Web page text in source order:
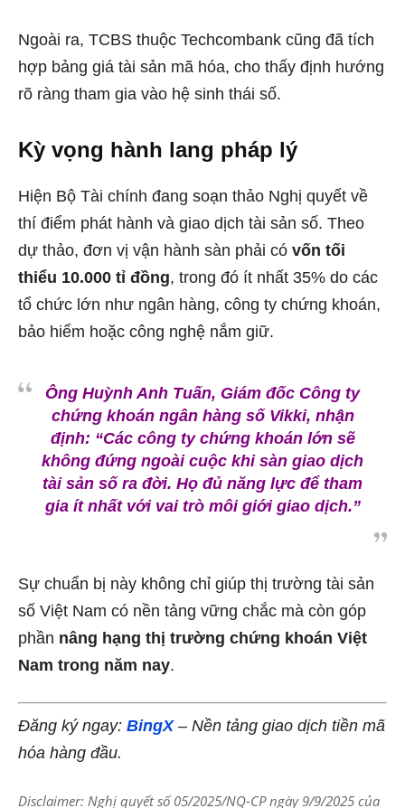
Ngoài ra, TCBS thuộc Techcombank cũng đã tích
hợp bảng giá tài sản mã hóa, cho thấy định hướng
rõ ràng tham gia vào hệ sinh thái số.
Kỳ vọng hành lang pháp lý
Hiện Bộ Tài chính đang soạn thảo Nghị quyết về
thí điểm phát hành và giao dịch tài sản số. Theo
dự thảo, đơn vị vận hành sàn phải có vốn tối
thiểu 10.000 tỉ đồng, trong đó ít nhất 35% do các
tổ chức lớn như ngân hàng, công ty chứng khoán,
bảo hiểm hoặc công nghệ nắm giữ.
Ông Huỳnh Anh Tuấn, Giám đốc Công ty
chứng khoán ngân hàng số Vikki, nhận
định: “Các công ty chứng khoán lớn sẽ
không đứng ngoài cuộc khi sàn giao dịch
tài sản số ra đời. Họ đủ năng lực để tham
gia ít nhất với vai trò môi giới giao dịch.”
Sự chuẩn bị này không chỉ giúp thị trường tài sản
số Việt Nam có nền tảng vững chắc mà còn góp
phần nâng hạng thị trường chứng khoán Việt
Nam trong năm nay.
Đăng ký ngay: BingX– Nền tảng giao dịch tiền mã
hóa hàng đầu.
Disclaimer: Nghị quyết số 05/2025/NQ-CP ngày 9/9/2025 của